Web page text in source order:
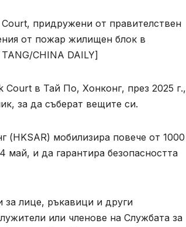
придружени от правителствен
от пожар жилищен блок в
CHINA DAILY]
в Тай По, Хонконг, през 2025 г.,
за да съберат вещите си.
(HKSAR) мобилизира повече от 1000
и да гарантира безопасността
лице, ръкавици и други
или членове на Службата за